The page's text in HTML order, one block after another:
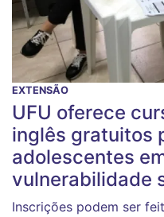
EXTENSÃO
UFU oferece
inglês gratuitos
adolescentes
vulnerabilidade
Inscrições podem ser